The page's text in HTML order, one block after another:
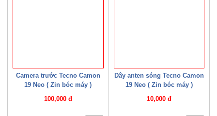
Camera trước Tecno Camon
19 Neo ( Zin bóc máy )
100,000 đ
Dây anten sóng Tecno Camon
19 Neo ( Zin bóc máy )
10,000 đ